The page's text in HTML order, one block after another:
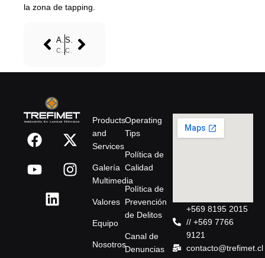
la zona de tapping.
ANTERIOR
Cleaning and restoring nozzles Cutting operations
Products
and
Services
Galería
Multimedia
Valores
Equipo
Nosotros
Operating
Tips
Política de
Calidad
Política de
Prevención
de Delitos
Canal de
Denuncias
+569 8195 2015
// +569 7766
9121
contacto@trefimet.cl